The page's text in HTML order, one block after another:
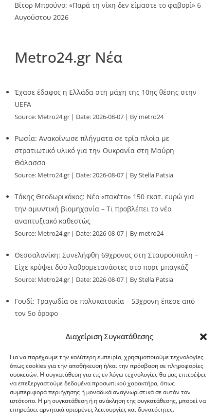
Διαχείριση Συγκατάθεσης
Για να παρέχουμε την καλύτερη εμπειρία, χρησιμοποιούμε τεχνολογίες
όπως cookies για την αποθήκευση ή/και την πρόσβαση σε πληροφορίες
συσκευών. Η συγκατάθεση για τις εν λόγω τεχνολογίες θα μας επιτρέψει
να επεξεργαστούμε δεδομένα προσωπικού χαρακτήρα, όπως
συμπεριφορά περιήγησης ή μοναδικά αναγνωριστικά σε αυτόν τον
ιστότοπο. Η μη συγκατάθεση ή η ανάκληση της συγκατάθεσης, μπορεί να
επηρεάσει αρνητικά ορισμένες λειτουργίες και δυνατότητες.
Βίτορ Μπρούνο: «Παρά τη νίκη δεν είμαστε το φαβορί» 6
Αυγούστου 2026
Metro24.gr Νέα
Έχασε έδαφος η Ελλάδα στη μάχη της 10ης θέσης στην
UEFA
Source: Metro24.gr Date: 2026-08-07 By metro24
Ρωσία: Ανακοίνωσε πλήγματα σε τρία πλοία με
στρατιωτικό υλικό για την Ουκρανία στη Μαύρη
Θάλασσα
Source: Metro24.gr Date: 2026-08-07 By Stella Patsia
Τάκης Θεοδωρικάκος: Νέο «πακέτο» 150 εκατ. ευρώ για
την αμυντική βιομηχανία – Τι προβλέπει το νέο
αναπτυξιακό καθεστώς
Source: Metro24.gr Date: 2026-08-07 By metro24
Θεσσαλονίκη: Συνελήφθη 69χρονος στη Σταυρούπολη –
Είχε κρύψει δύο λαθρομετανάστες στο πορτ μπαγκάζ
Source: Metro24.gr Date: 2026-08-07 By Stella Patsia
Γουδί: Τραγωδία σε πολυκατοικία – 53χρονη έπεσε από
τον 5ο όροφο
G-point.gr